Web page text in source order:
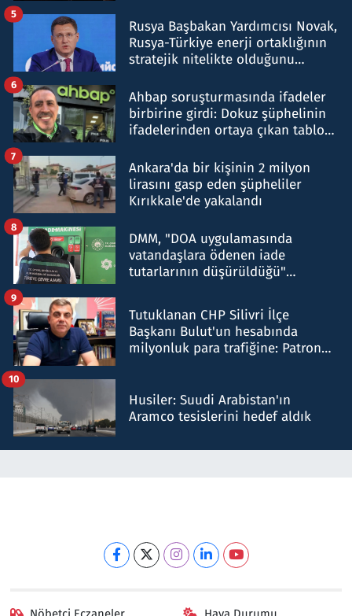
Rusya Başbakan Yardımcısı Novak,
Rusya-Türkiye enerji ortaklığının
stratejik nitelikte olduğunu
5
Ahbap soruşturmasında ifadeler
birbirine girdi: Dokuz şüphelinin
ifadelerinden ortaya çıkan tablo
6
Ankara'da bir kişinin 2 milyon
lirasını gasp eden şüpheliler
Kırıkkale'de yakalandı
7
DMM, "DOA uygulamasında
vatandaşlara ödenen iade
tutarlarının düşürüldüğü"
8
Tutuklanan CHP Silivri İlçe
Başkanı Bulut'un hesabında
milyonluk para trafiğine: Patron
9
Husiler: Suudi Arabistan'ın
Aramco tesislerini hedef aldık
10